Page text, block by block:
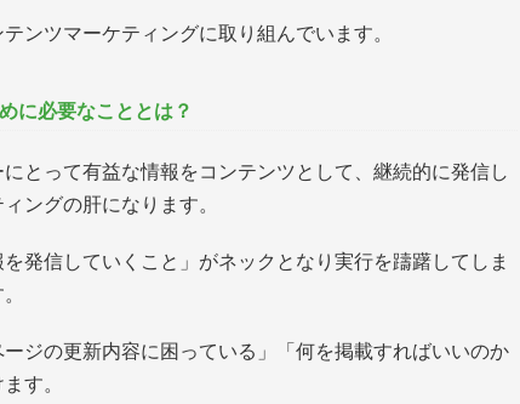
ンツマーケティングに取り組んでいます。
に必要なこととは？
とって有益な情報をコンテンツとして、継続的に発信し
ングの肝になります。
発信していくこと」がネックとなり実行を躊躇してしま
ジの更新内容に困っている」「何を掲載すればいいのか
す。